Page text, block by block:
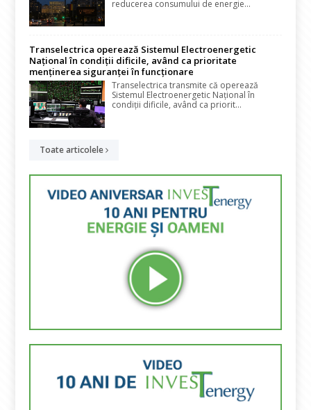
reducerea consumului de energie...
Transelectrica operează Sistemul Electroenergetic
Național în condiții dificile, având ca prioritate
menținerea siguranței în funcționare
Transelectrica transmite că operează
Sistemul Electroenergetic Național în
condiții dificile, având ca priorit...
Toate articolele